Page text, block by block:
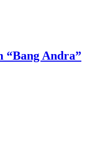
“Bang Andra”